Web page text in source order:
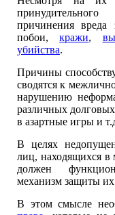
причинения вреда
побои,кражи,
убийства.
Причины
сводятся к
нарушению
различных долговых
в азартные игры и
В целях
лиц, находящихся в
должен
механизм защиты
В этом смысле